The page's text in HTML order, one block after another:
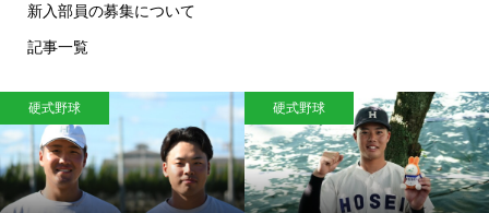
新入部員の募集について
記事一覧
硬式野球 硬式野球